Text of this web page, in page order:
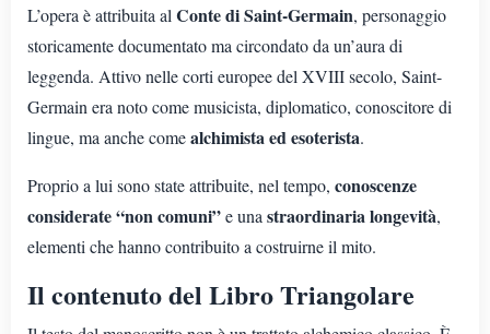
L’opera è attribuita al Conte di Saint-Germain, personaggio
storicamente documentato ma circondato da un’aura di
leggenda. Attivo nelle corti europee del XVIII secolo, Saint-
Germain era noto come musicista, diplomatico, conoscitore di
lingue, ma anche comealchimista ed esoterista.
Proprio a lui sono state attribuite, nel tempo, conoscenze
considerate “non comuni”e una straordinaria longevità,
elementi che hanno contribuito a costruirne il mito.
Il contenuto del Libro Triangolare